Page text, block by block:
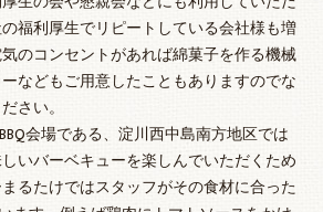
福利厚生でリピートしている会社様も増
のコンセントがあれば綿菓子を作る機械
などもご用意したこともありますのでな
さい。
会場である、淀川西中島南方地区では
いバーベキューを楽しんでいただくため
るたけではスタッフがその食材に合った